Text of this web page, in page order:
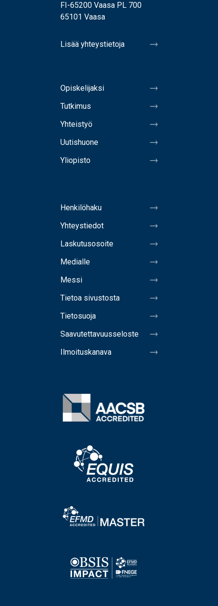
FI-65200 Vaasa PL 700
65101 Vaasa
Lisää yhteystietoja
Opiskelijaksi
Tutkimus
Yhteistyö
Uutishuone
Yliopisto
Henkilöhaku
Yhteystiedot
Laskutusosoite
Medialle
Messi
Tietoa sivustosta
Tietosuoja
Saavutettavuusseloste
Ilmoituskanava
Image
Image
Image
Image